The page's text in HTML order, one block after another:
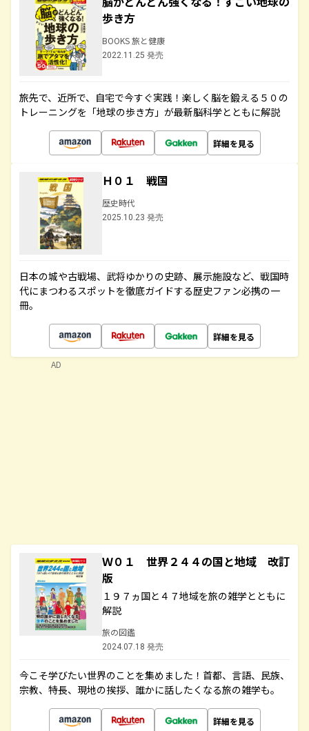
歩き方
BOOKS 旅と健康
2022.11.25 発売
旅先で、近所で、自宅で今すぐ実践！楽しく脳を鍛える５０の
トレーニングを「地球の歩き方」が最新脳科学とともに解説
詳細を見る
Ｈ０１ 戦国
歴史時代
2025.10.23 発売
日本の城や古戦場、武将ゆかりの史跡、展示施設など、戦国時
代にまつわるスポットを徹底ガイドする歴史ファン必携の一
冊。
詳細を見る
Ｗ０１ 世界２４４の国と地域 改訂
版
１９７ヵ国と４７地域を旅の雑学とともに
解説
旅の図鑑
2024.07.18 発売
今こそ学びたい世界のことを集めました！首都、言語、民族、
宗教、特長、現地の挨拶、誰かに話したくなる旅の雑学も。
詳細を見る
AD